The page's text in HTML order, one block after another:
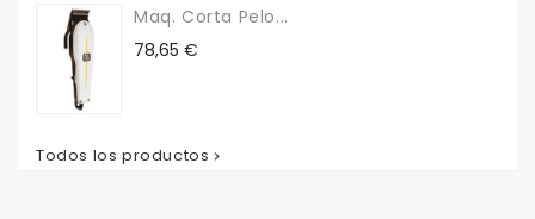
Maq. Corta Pelo...
Precio
78,65 €
Todos los productos 